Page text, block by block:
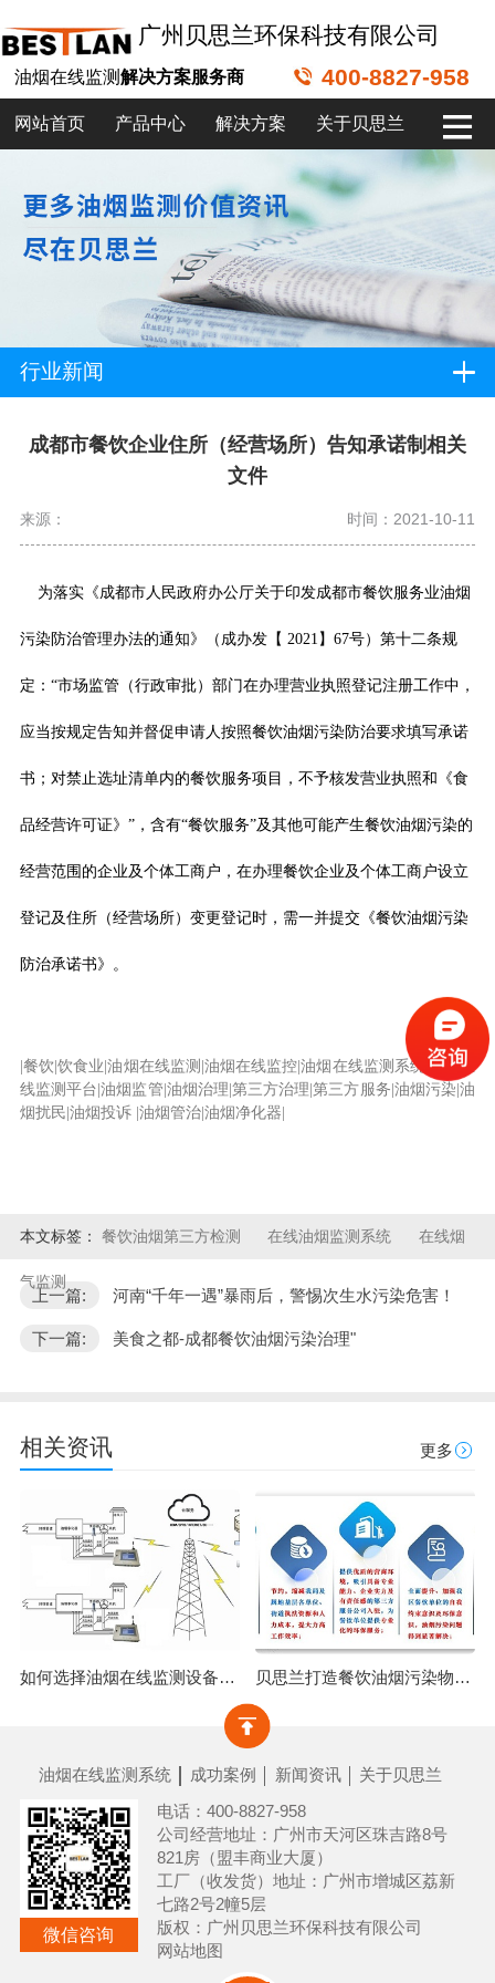
广州贝思兰环保科技有限公司
油烟在线监测解决方案服务商 400-8827-958
网站首页 产品中心 解决方案 关于贝思兰
行业新闻
成都市餐饮企业住所（经营场所）告知承诺制相关
文件
来源： 时间：2021-10-11
为落实《成都市人民政府办公厅关于印发成都市餐饮服务业油烟
污染防治管理办法的通知》（成办发【 2021】67号）第十二条规
定：“市场监管（行政审批）部门在办理营业执照登记注册工作中，
应当按规定告知并督促申请人按照餐饮油烟污染防治要求填写承诺
书；对禁止选址清单内的餐饮服务项目，不予核发营业执照和《食
品经营许可证》”，含有“餐饮服务”及其他可能产生餐饮油烟污染的
经营范围的企业及个体工商户，在办理餐饮企业及个体工商户设立
登记及住所（经营场所）变更登记时，需一并提交《餐饮油烟污染
防治承诺书》。
|餐饮|饮食业|油烟在线监测|油烟在线监控|油烟在线监测系统|油烟在
线监测平台|油烟监管|油烟治理|第三方治理|第三方服务|油烟污染|油
烟扰民|油烟投诉 |油烟管治|油烟净化器|
本文标签： 餐饮油烟第三方检测 在线油烟监测系统 在线烟
气监测
上一篇: 河南“千年一遇”暴雨后，警惕次生水污染危害！
下一篇: 美食之都-成都餐饮油烟污染治理"
相关资讯 更多
如何选择油烟在线监测设备？广州市油烟在线监测设备安装！ 贝思兰打造餐饮油烟污染物综合监管项目|＂监，管，治，帮，服＂五维一体，破解城市油烟污染难题！
油烟在线监测系统 成功案例 新闻资讯 关于贝思兰
微信咨询
电话：400-8827-958
公司经营地址：广州市天河区珠吉路8号
821房（盟丰商业大厦）
工厂（收发货）地址：广州市增城区荔新
七路2号2幢5层
版权：广州贝思兰环保科技有限公司
网站地图